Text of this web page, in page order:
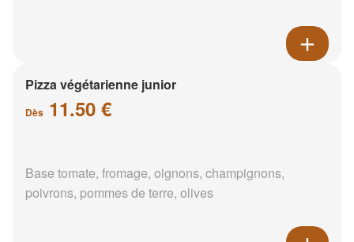
Pizza végétarienne junior
Dès 11.50 €
Base tomate, fromage, oignons, champignons,
poivrons, pommes de terre, olives